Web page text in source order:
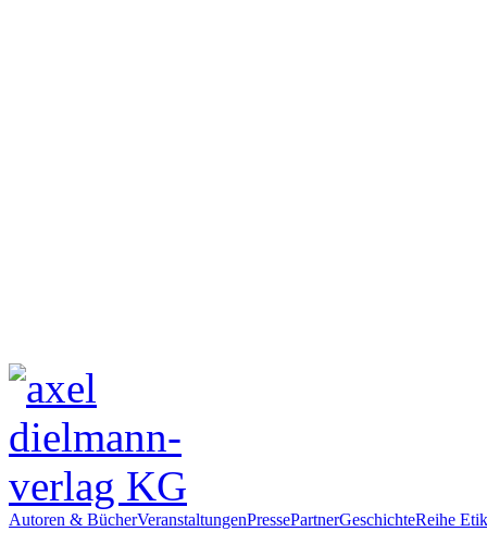
Autoren & BücherVeranstaltungenPressePartnerGeschichteReihe